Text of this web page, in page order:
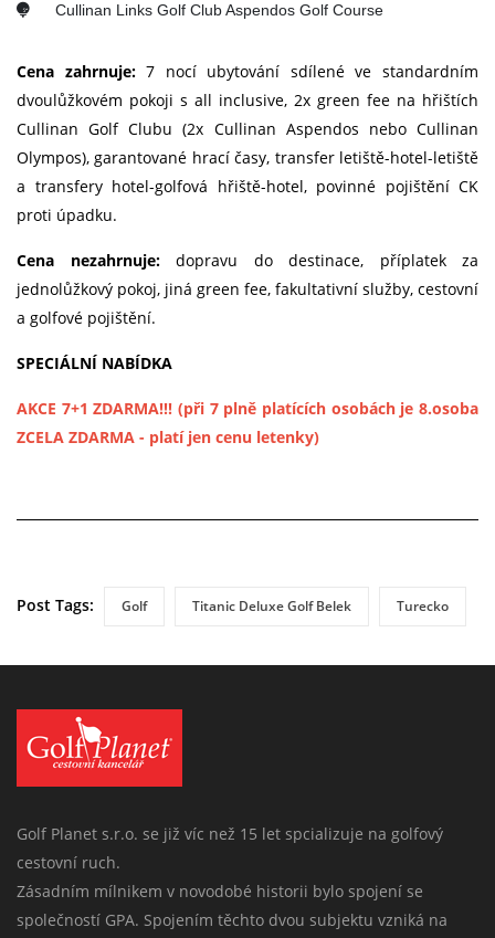
Cullinan Links Golf Club Aspendos Golf Course
Cena zahrnuje:7 nocí ubytování sdílené ve standardním
dvoulůžkovém pokoji s all inclusive, 2x green fee na hřištích
Cullinan Golf Clubu (2x Cullinan Aspendos nebo Cullinan
Olympos), garantované hrací časy, transfer letiště-hotel-letiště
a transfery hotel-golfová hřiště-hotel, povinné pojištění CK
proti úpadku.
Cena nezahrnuje:dopravu do destinace, příplatek za
jednolůžkový pokoj, jiná green fee, fakultativní služby, cestovní
a golfové pojištění.
SPECIÁLNÍ NABÍDKA
AKCE 7+1 ZDARMA!!! (při 7 plně platících osobách je 8.osoba
ZCELA ZDARMA - platí jen cenu letenky)
Post Tags: Golf Titanic Deluxe Golf Belek Turecko
Golf Planet s.r.o. se již víc než 15 let spcializuje na golfový
cestovní ruch.
Zásadním mílnikem v novodobé historii bylo spojení se
společností GPA. Spojením těchto dvou subjektu vzniká na